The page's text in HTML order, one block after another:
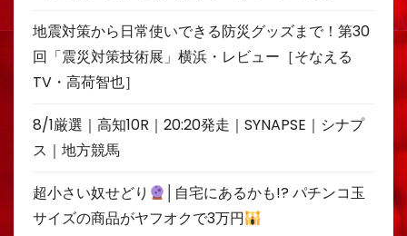
地震対策から日常使いできる防災グッズまで！第30
回「震災対策技術展」横浜・レビュー［そなえる
TV・高荷智也］
8/1厳選｜高知10R｜20:20発走｜SYNAPSE｜シナプ
ス｜地方競馬
超小さい奴せどり
│自宅にあるかも!? パチンコ玉
サイズの商品がヤフオクで3万円